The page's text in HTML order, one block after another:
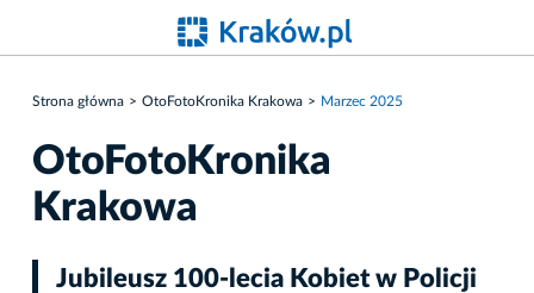
Strona główna OtoFotoKronika Krakowa Marzec 2025
OtoFotoKronika
Krakowa
Jubileusz 100-lecia Kobiet w Policji